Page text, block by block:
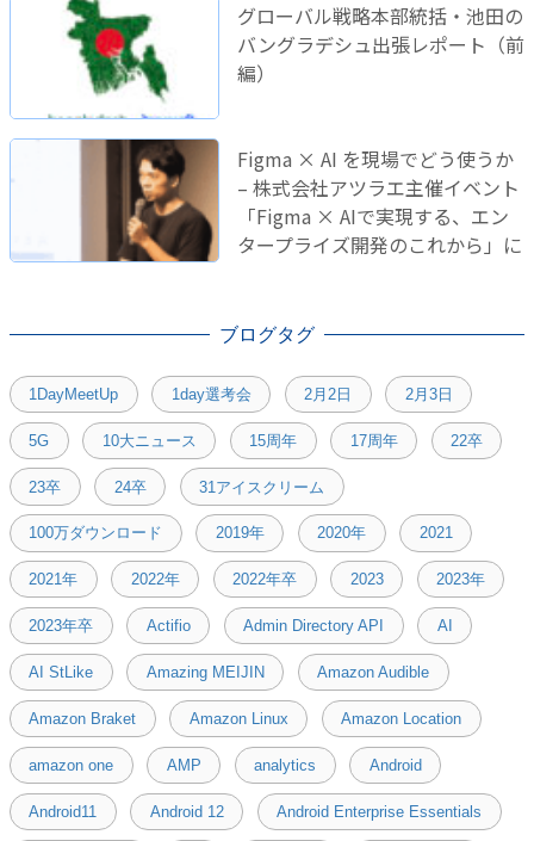
グローバル戦略本部統括・池田の
バングラデシュ出張レポート（前
編）
Figma × AI を現場でどう使うか
– 株式会社アツラエ主催イベント
「Figma × AIで実現する、エン
タープライズ開発のこれから」に
ブログタグ
1DayMeetUp 1day選考会 2月2日 2月3日
5G 10大ニュース 15周年 17周年 22卒
23卒 24卒 31アイスクリーム
100万ダウンロード 2019年 2020年 2021
2021年 2022年 2022年卒 2023 2023年
2023年卒 Actifio Admin Directory API AI
AI StLike Amazing MEIJIN Amazon Audible
Amazon Braket Amazon Linux Amazon Location
amazon one AMP analytics Android
Android11 Android 12 Android Enterprise Essentials